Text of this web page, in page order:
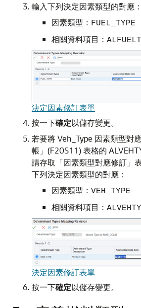
輸入下列決定因素類型的對應：
因素類型： FUEL_TYPE
相關資料項目：
決定因素修訂表單
按一下確定以儲存變更。
若要將 Veh_Type 因素類型對
帳」(F20S11) 表格的
請存取「因素類型對應修訂」
下列決定因素類型的對應：
因素類型： VEH_TYPE
相關資料項目：
決定因素修訂表單
按一下確定以儲存變更。